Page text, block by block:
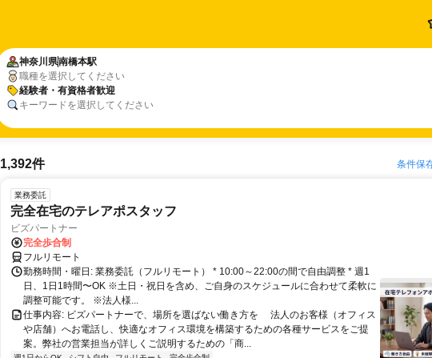
神奈川県南橋本駅
職種を選択してください
経験者・有資格者歓迎
キーワードを選択してください
1,392件 条件保
業務委託
完全在宅のテレアポスタッフ
ビズパートナー
完全歩合制
フルリモート
勤務時間・曜日: 業務委託（フルリモート） * 10:00～22:00の間で自由調整 * 週1
日、1日1時間〜OK ※土日・祝日を含め、ご自身のスケジュールに合わせて柔軟に
調整可能です。 ※法人様...
仕事内容: ビズパートナーで、場所を選ばない働き方を 法人のお客様（オフィス
や店舗）へお電話し、快適なオフィス環境を構築するための各種サービスをご提
案。弊社の営業担当が詳しくご説明するための「商...